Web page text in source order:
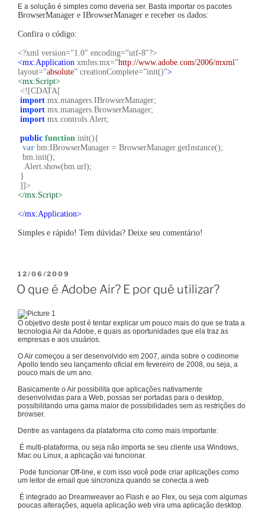
E a solução é simples como deveria ser. Basta importar os pacotes
BrowserManager e IBrowserManager e receber os dados:
Confira o código:
<?xml version=”1.0″ encoding=”utf-8″?>
<mx:Application xmlns:mx=”http://www.adobe.com/2006/mxml”
layout=”absolute” creationComplete=”init()”>
<mx:Script>
<![CDATA[
import mx.managers.IBrowserManager;
import mx.managers.BrowserManager;
import mx.controls.Alert;
public function init(){
var bm:IBrowserManager = BrowserManager.getInstance();
bm.init();
Alert.show(bm.url);
}
]]>
</mx:Script>
</mx:Application>
Simples e rápido! Tem dúvidas? Deixe seu comentário!
PUBLICADO
EM
12/06/2009
O que é Adobe Air? E por quê utilizar?
O objetivo deste post é tentar explicar um pouco mais do que se trata a
tecnologia Air da Adobe, e quais as oportunidades que ela traz as
empresas e aos usuários.
O Air começou a ser desenvolvido em 2007, ainda sobre o codinome
Apollo tendo seu lançamento oficial em fevereiro de 2008, ou seja, a
pouco mais de um ano.
Basicamente o Air possibilita que aplicações nativamente
desenvolvidas para a Web, possas ser portadas para o desktop,
possibilitando uma gama maior de possibilidades sem as restrições do
browser.
Dentre as vantagens da plataforma cito como mais importante:
É multi-plataforma, ou seja não importa se seu cliente usa Windows,
Mac ou Linux, a aplicação vai funcionar.
Pode funcionar Off-line, e com isso você pode criar aplicações como
um leitor de email que sincroniza quando se conecta a web
É integrado ao Dreamweaver ao Flash e ao Flex, ou seja com algumas
poucas alterações, aquela aplicação web vira uma aplicação desktop.